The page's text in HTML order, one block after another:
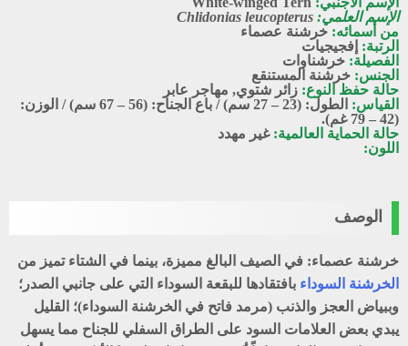
الإسم العلمي: Chlidonias leucopterus
من أسمائه: خرشنة عصماء
الرتبة: إفجيجيات
الفصيلة: خرشناوات
الجنس: خرشنة المستنقع
حالة حفظ النوع: زائر شتوي, مهاجر عابر
القياس:
الطول: (23 – 27 سم) / باع الجناح: (56 – 67 سم) / الوزن:
(42 – 79 غم).
حالة الحماية العالمية:غير مهدد
اللون:
الوصف
خرشنة عصماء: في الصيف البالغ مميزة، بينما في الشتاء تميز من
الخرشنة السوداء بافتقادها للبقعة السوداء التي على جانبي الصدر؛
وببياض العجز والذنب (مرمد فاتح في الخرشنة السوداء)؛ القليل
يبدي بعض العلامات السود على الطراق السفلي للجناح مما يسهل